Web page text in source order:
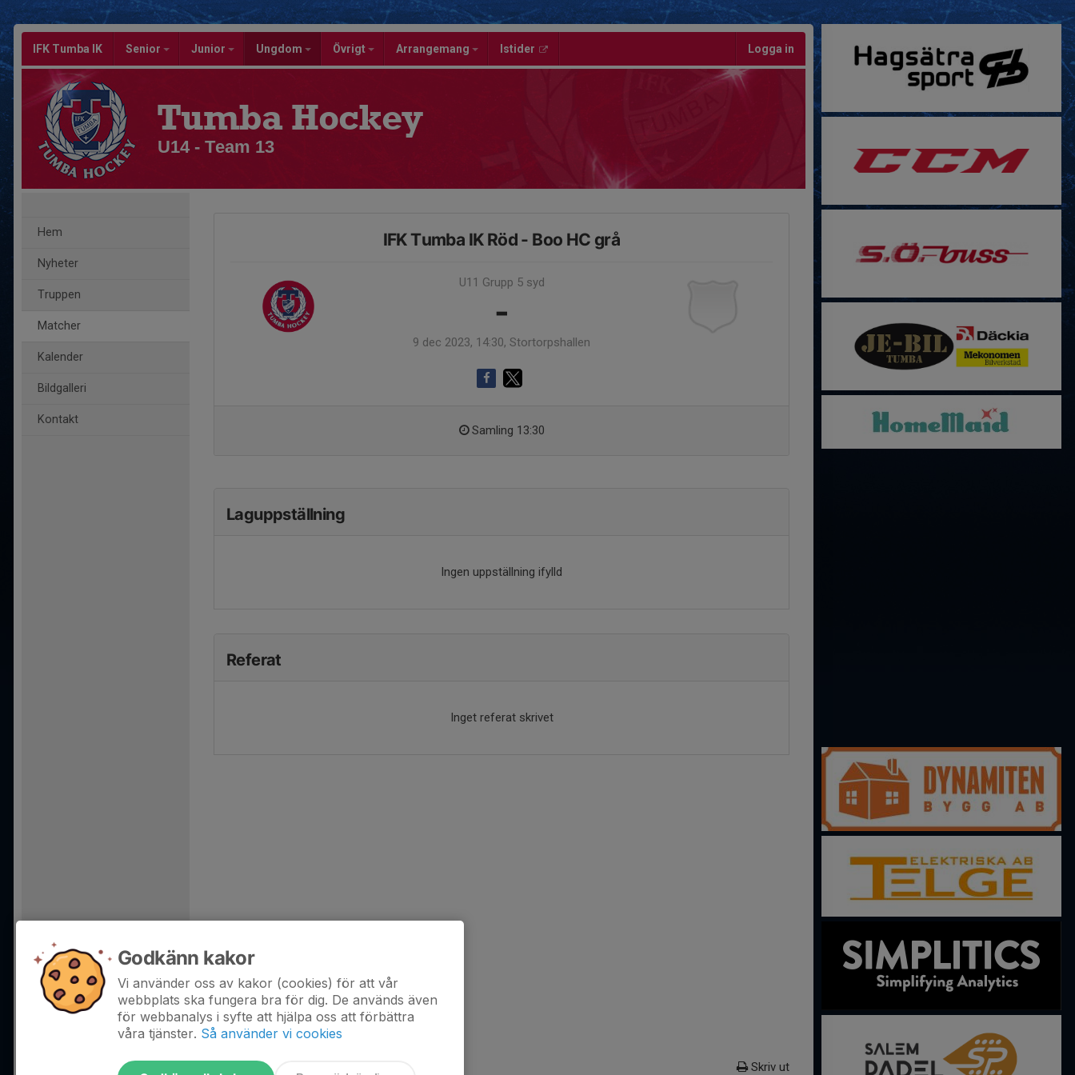
IFK Tumba IK Senior Junior Ungdom Övrigt Arrangemang Istider Logga in
Tumba Hockey
U14 - Team 13
Hem
Nyheter
Truppen
Matcher
Kalender
Bildgalleri
Kontakt
IFK Tumba IK Röd - Boo HC grå
U11 Grupp 5 syd
-
9 dec 2023, 14:30, Stortorpshallen
Samling 13:30
Laguppställning
Ingen uppställning ifylld
Referat
Inget referat skrivet
Skriv ut
Godkänn kakor
Vi använder oss av kakor (cookies) för att vår
webbplats ska fungera bra för dig. De används även
för webbanalys i syfte att hjälpa oss att förbättra
våra tjänster. Så använder vi cookies